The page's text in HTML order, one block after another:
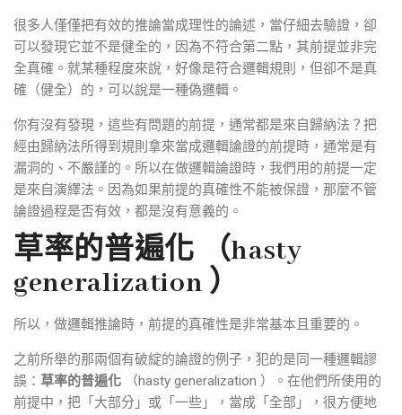
很多人僅僅把有效的推論當成理性的論述，當仔細去驗證，卻
可以發現它並不是健全的，因為不符合第二點，其前提並非完
全真確。就某種程度來說，好像是符合邏輯規則，但卻不是真
確（健全）的，可以說是一種偽邏輯。
你有沒有發現，這些有問題的前提，通常都是來自歸納法？把
經由歸納法所得到規則拿來當成邏輯論證的前提時，通常是有
漏洞的、不嚴謹的。所以在做邏輯論證時，我們用的前提一定
是來自演繹法。因為如果前提的真確性不能被保證，那麼不管
論證過程是否有效，都是沒有意義的。
草率的普遍化 （hasty
generalization ）
所以，做邏輯推論時，前提的真確性是非常基本且重要的。
之前所舉的那兩個有破綻的論證的例子，犯的是同一種邏輯謬
誤： 草率的普遍化 （hasty generalization ）。在他們所使用的
前提中，把「大部分」或「一些」，當成「全部」，很方便地